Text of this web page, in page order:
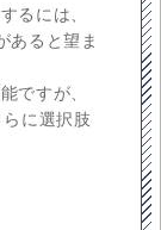
るには、
あると望ま
ですが、
に選択肢